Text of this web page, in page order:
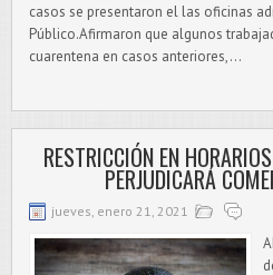
casos se presentaron el las oficinas
Público.Afirmaron que algunos
cuarentena en casos anteriores,...
RESTRICCIÓN EN
PERJUDICARÁ
jueves, enero 21, 2021